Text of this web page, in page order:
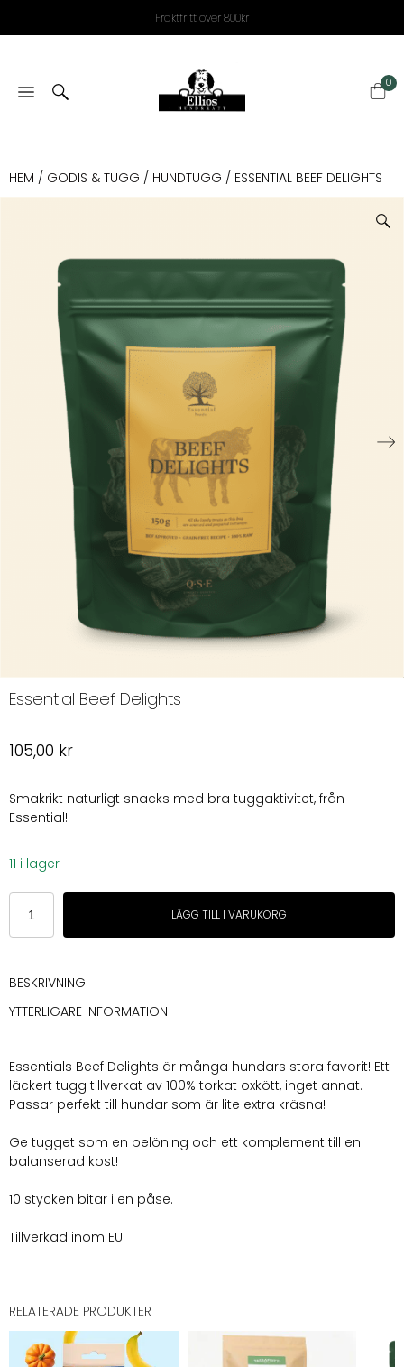
Fraktfritt över 800kr
0
HEM / GODIS & TUGG / HUNDTUGG / ESSENTIAL BEEF DELIGHTS
Essential Beef Delights
105,00 kr
Smakrikt naturligt snacks med bra tuggaktivitet, från
Essential!
11 i lager
Essential
Beef
Delights
LÄGG TILL I VARUKORG
BESKRIVNING
YTTERLIGARE INFORMATION
Essentials Beef Delights är många hundars stora favorit! Ett
läckert tugg tillverkat av 100% torkat oxkött, inget annat.
Passar perfekt till hundar som är lite extra kräsna!
Ge tugget som en belöning och ett komplement till en
balanserad kost!
10 stycken bitar i en påse.
Tillverkad inom EU.
RELATERADE PRODUKTER